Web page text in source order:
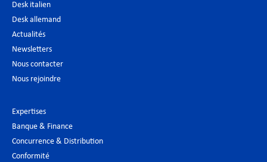
Desk italien
Desk allemand
Actualités
Newsletters
Nous contacter
Nous rejoindre
Expertises
Banque & Finance
Concurrence & Distribution
Conformité